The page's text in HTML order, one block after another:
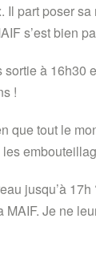
Il part poser
s’est bien
à 16h30
!
que tout le
jusqu’à
MAIF. Je ne